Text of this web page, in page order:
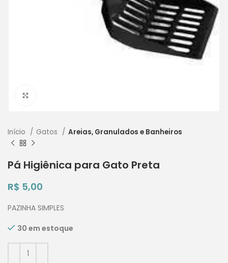
Início Gatos Areias, Granulados e Banheiros
Pá Higiênica para Gato Preta
R$ 5,00
PAZINHA SIMPLES
30 em estoque